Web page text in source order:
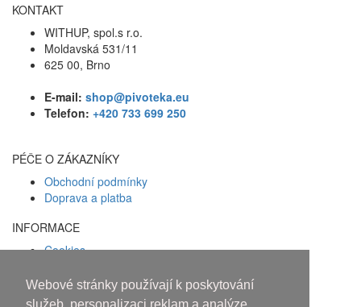
Webové stránky používají k poskytování
KONTAKT
WITHUP, spol.s r.o.
Moldavská 531/11
625 00, Brno
E-mail: shop@pivoteka.eu
Telefon: +420 733 699 250
PÉČE O ZÁKAZNÍKY
Obchodní podmínky
Doprava a platba
INFORMACE
Cookies
Facebook